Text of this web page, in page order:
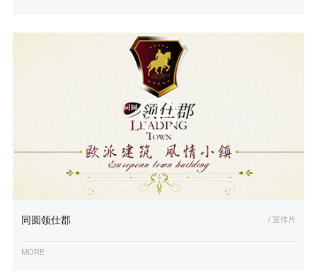
同圆领仕郡 / 宣传片
MORE